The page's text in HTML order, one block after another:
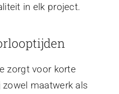
in elk project.
zorgt voor korte
maatwerk als